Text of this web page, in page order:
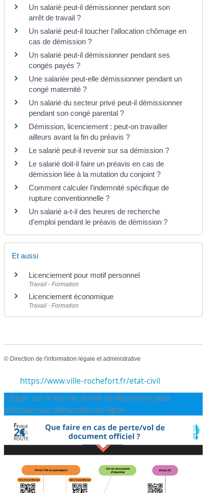
Un salarié peut-il démissionner pendant son
arrêt de travail ?
Un salarié peut-il toucher l'allocation chômage en
cas de démission ?
Un salarié peut-il démissionner pendant ses
congés payés ?
Une salariée peut-elle démissionner pendant un
congé maternité ?
Un salarié du secteur privé peut-il démissionner
pendant son congé parental ?
Démission, licenciement : peut-on travailler
ailleurs avant la fin du préavis ?
Le salarié peut-il revenir sur sa démission ?
Le salarié doit-il faire un préavis en cas de
démission liée à la mutation du conjoint ?
Comment calculer l'indemnité spécifique de
rupture conventionnelle ?
Un salarié a-t-il des heures de recherche
d'emploi pendant le préavis de démission ?
Et aussi
Licenciement pour motif personnel
Travail - Formation
Licenciement économique
Travail - Formation
© Direction de l'information légale et administrative
https://www.ville-rochefort.fr/etat-civil
Cliquer sur le lien de la ville de Rochefort pour
effectuer vos démarches en ligne